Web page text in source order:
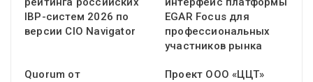
IBP-систем 2026 по
версии CIO Navigator
EGAR Focus для
профессиональных
участников рынка
Quorum от
Проект ООО «ЦЦТ»